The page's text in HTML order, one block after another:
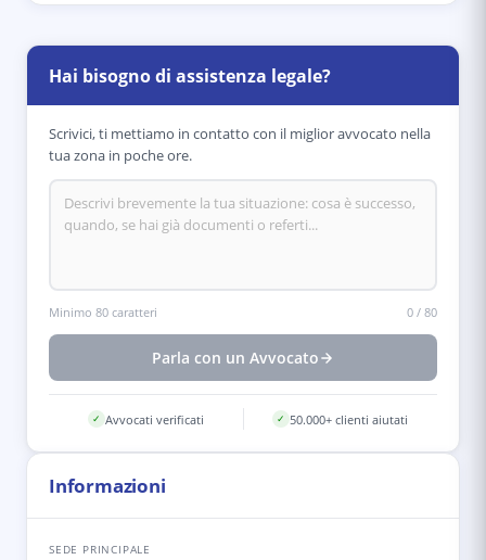
Hai bisogno di assistenza legale?
Scrivici, ti mettiamo in contatto con il miglior avvocato nella
tua zona in poche ore.
Minimo 80 caratteri 0 / 80
Parla con un Avvocato
✓ Avvocati verificati ✓ 50.000+ clienti aiutati
Informazioni
SEDE PRINCIPALE